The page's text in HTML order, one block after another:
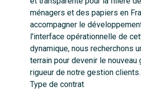
ménagers et des papiers en
accompagner le
l'interface opérationnelle de
dynamique, nous recherchons
terrain pour devenir le nouveau
rigueur de notre gestion clients.
Type de contrat